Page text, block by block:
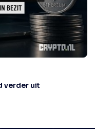
verder uit